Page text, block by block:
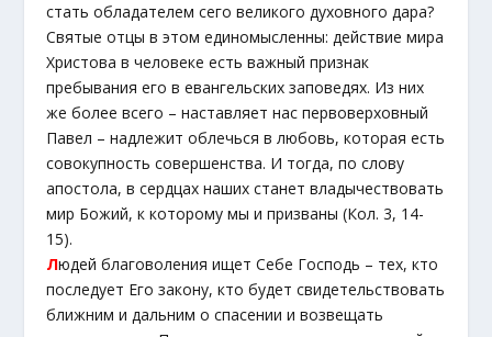
стать обладателем сего великого духовного дара?
Святые отцы в этом единомысленны: действие мира
Христова в человеке есть важный признак
пребывания его в евангельских заповедях. Из них
же более всего – наставляет нас первоверховный
Павел – надлежит облечься в любовь, которая есть
совокупность совершенства. И тогда, по слову
апостола, в сердцах наших станет владычествовать
мир Божий, к которому мы и призваны (Кол. 3, 14-
15).
Людей благоволения ищет Себе Господь – тех, кто
последует Его закону, кто будет свидетельствовать
ближним и дальним о спасении и возвещать